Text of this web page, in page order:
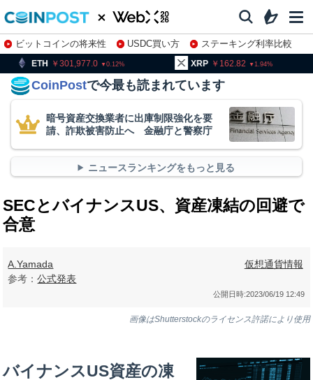
ビットコインの将来性 USDC買い方
ステーキング利率比較
株特集・関連銘柄
301,977.0 0.12 162.82 1.94
CoinPostで今最も読まれています
暗号資産交換業者に出庫制限強化を要
請、詐欺被害防止へ 金融庁と警察庁
ニュースランキングをもっと見る
SECとバイナンスUS、資産凍結の回避で
合意
A.Yamada
参考：公式発表
仮想通貨情報
公開日時:2023/06/19 12:49
画像はShutterstockのライセンス許諾により使用
バイナンスUS資産の凍